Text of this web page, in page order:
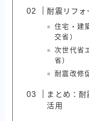
耐震リフォ
住宅・建
交省）
次世代省
省）
耐震改修
まとめ：
活用